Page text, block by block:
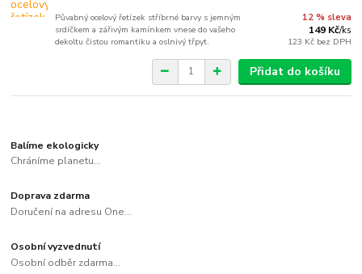
Půvabný ocelový řetízek stříbrné barvy s jemným
srdíčkem a zářivým kamínkem vnese do vašeho
dekoltu čistou romantiku a oslnivý třpyt.
12 % sleva
149 Kč/ks
123 Kč bez DPH
Přidat do košíku
Balíme ekologicky
Chráníme planetu...
Doprava zdarma
Doručení na adresu One...
Osobní vyzvednutí
Osobní odběr zdarma...